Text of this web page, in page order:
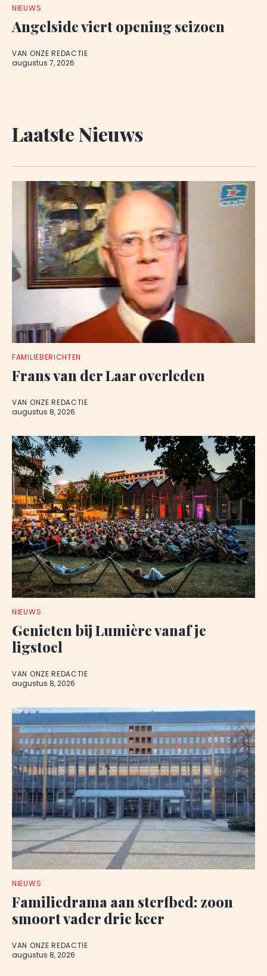
NIEUWS
Angelside viert opening seizoen
VAN ONZE REDACTIE
augustus 7, 2026
Laatste Nieuws
FAMILIEBERICHTEN
Frans van der Laar overleden
VAN ONZE REDACTIE
augustus 8, 2026
NIEUWS
Genieten bij Lumière vanaf je
ligstoel
VAN ONZE REDACTIE
augustus 8, 2026
NIEUWS
Familiedrama aan sterfbed: zoon
smoort vader drie keer
VAN ONZE REDACTIE
augustus 8, 2026